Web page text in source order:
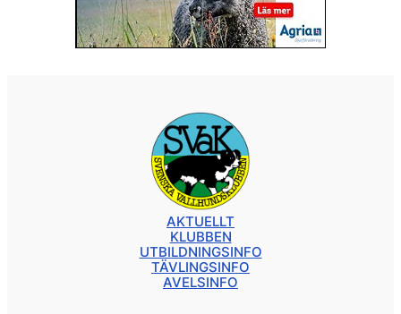
AKTUELLT
KLUBBEN
UTBILDNINGSINFO
TÄVLINGSINFO
AVELSINFO